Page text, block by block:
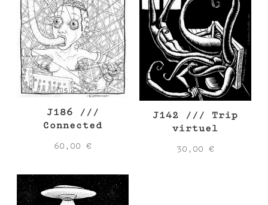
J186 ///
Connected
60,00€
J142 /// Trip
virtuel
30,00 €